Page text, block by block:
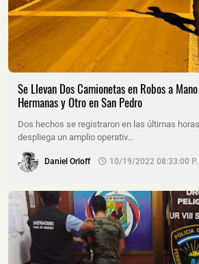
Se Llevan Dos Camionetas en Robos a
Hermanas y Otro en San Pedro
Dos hechos se registraron en las últimas
despliega un amplio operativ…
Daniel Orloff 10/19/2022 08:33:00 P.